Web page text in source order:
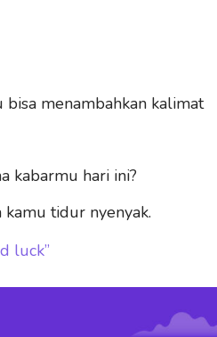
menambahkan kalimat
kabarmu hari ini?
tidur nyenyak.
luck”